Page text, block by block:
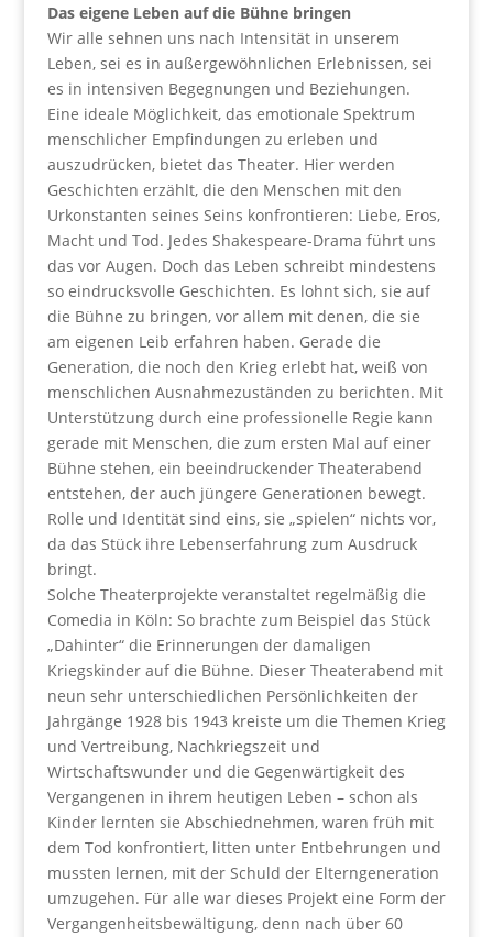
Das eigene Leben auf die Bühne bringen
Wir alle sehnen uns nach Intensität in unserem
Leben, sei es in außergewöhnlichen Erlebnissen, sei
es in intensiven Begegnungen und Beziehungen.
Eine ideale Möglichkeit, das emotionale Spektrum
menschlicher Empfindungen zu erleben und
auszudrücken, bietet das Theater. Hier werden
Geschichten erzählt, die den Menschen mit den
Urkonstanten seines Seins konfrontieren: Liebe, Eros,
Macht und Tod. Jedes Shakespeare-Drama führt uns
das vor Augen. Doch das Leben schreibt mindestens
so eindrucksvolle Geschichten. Es lohnt sich, sie auf
die Bühne zu bringen, vor allem mit denen, die sie
am eigenen Leib erfahren haben. Gerade die
Generation, die noch den Krieg erlebt hat, weiß von
menschlichen Ausnahmezuständen zu berichten. Mit
Unterstützung durch eine professionelle Regie kann
gerade mit Menschen, die zum ersten Mal auf einer
Bühne stehen, ein beeindruckender Theaterabend
entstehen, der auch jüngere Generationen bewegt.
Rolle und Identität sind eins, sie „spielen“ nichts vor,
da das Stück ihre Lebenserfahrung zum Ausdruck
bringt.
Solche Theaterprojekte veranstaltet regelmäßig die
Comedia in Köln: So brachte zum Beispiel das Stück
„Dahinter“ die Erinnerungen der damaligen
Kriegskinder auf die Bühne. Dieser Theaterabend mit
neun sehr unterschiedlichen Persönlichkeiten der
Jahrgänge 1928 bis 1943 kreiste um die Themen Krieg
und Vertreibung, Nachkriegszeit und
Wirtschaftswunder und die Gegenwärtigkeit des
Vergangenen in ihrem heutigen Leben – schon als
Kinder lernten sie Abschiednehmen, waren früh mit
dem Tod konfrontiert, litten unter Entbehrungen und
mussten lernen, mit der Schuld der Elterngeneration
umzugehen. Für alle war dieses Projekt eine Form der
Vergangenheitsbewältigung, denn nach über 60